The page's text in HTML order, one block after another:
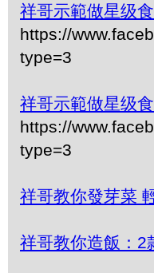
祥哥示範做星级
https://
type=3
祥哥示範做星级
https://
type=3
祥哥教你發芽菜
祥哥教你造飯：2